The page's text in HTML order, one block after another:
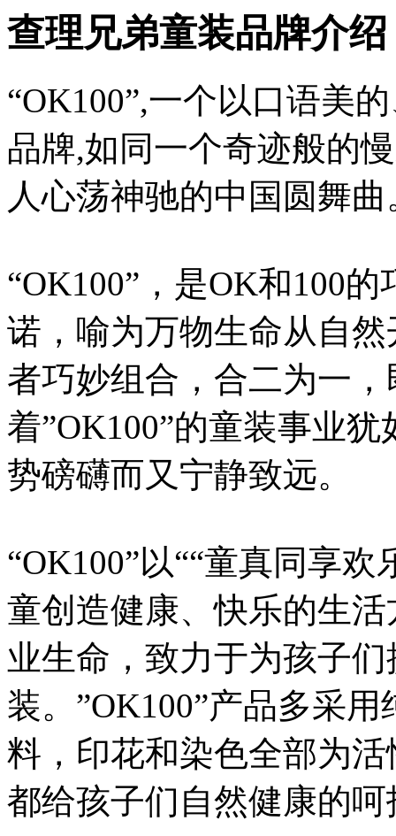
查理兄弟童装品牌介绍
“OK100”,一个以口语美
品牌,如同一个奇迹般的
人心荡神驰的中国圆舞曲
“OK100”，是OK和100
诺，喻为万物生命从自
者巧妙组合，合二为一
着”OK100”的童装事业
势磅礴而又宁静致远。
“OK100”以““童真同享
童创造健康、快乐的生
业生命，致力于为孩子
装。”OK100”产品多采
料，印花和染色全部为
都给孩子们自然健康的呵